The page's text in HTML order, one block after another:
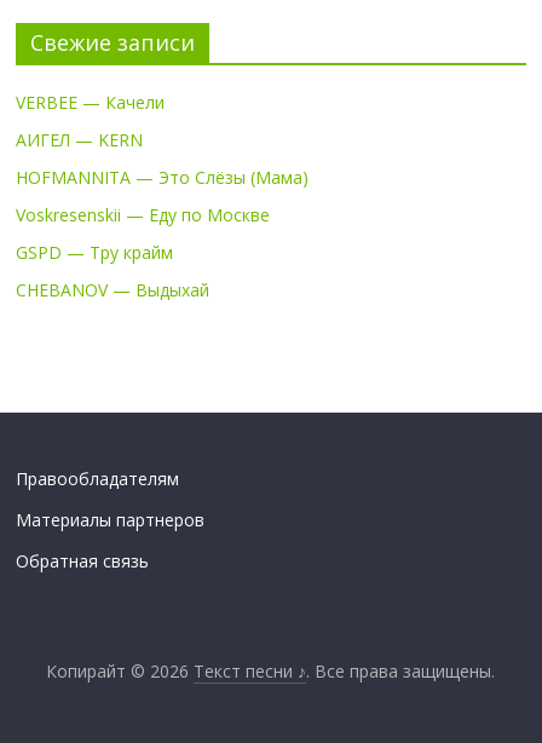
Свежие записи
VERBEE — Качели
АИГЕЛ — KERN
HOFMANNITA — Это Слёзы (Мама)
Voskresenskii — Еду по Москве
GSPD — Тру крайм
CHEBANOV — Выдыхай
Правообладателям
Материалы партнеров
Обратная связь
Копирайт © 2026 Текст песни ♪. Все права защищены.